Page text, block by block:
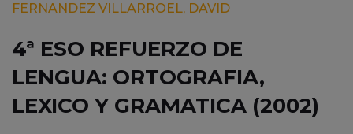
FERNANDEZ VILLARROEL, DAVID
4ª ESO REFUERZO DE
LENGUA: ORTOGRAFIA,
LEXICO Y GRAMATICA (2002)